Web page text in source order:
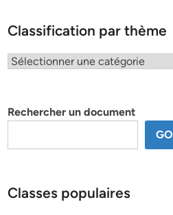
Classification par thème
Classification
Rechercher un document
GO
Classes populaires